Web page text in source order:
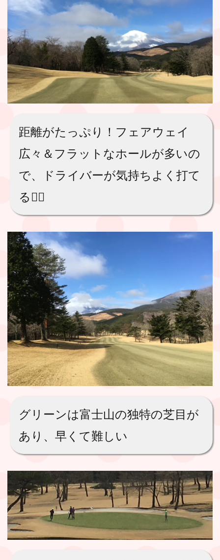
距離がたっぷり！フェアウェイ
広々＆フラットなホールが多いの
で、ドライバーが気持ちよく打て
る🏌️‍♀️
グリーンは富士山の独特の芝目が
あり、早くて難しい